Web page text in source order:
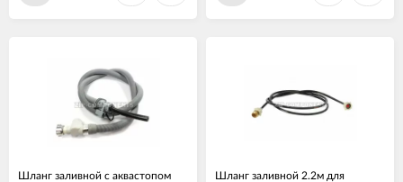
Шланг заливной с аквастопом
Шланг заливной 2.2м для